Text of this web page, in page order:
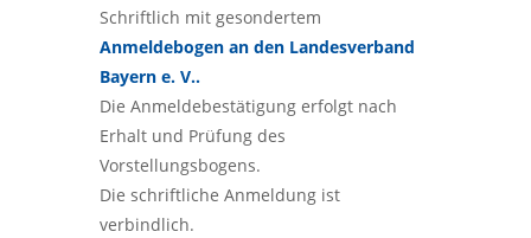
Schriftlich mit gesondertem
Anmeldebogen an den Landesverband
Bayern e. V..
Die Anmeldebestätigung erfolgt nach
Erhalt und Prüfung des
Vorstellungsbogens.
Die schriftliche Anmeldung ist
verbindlich.